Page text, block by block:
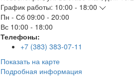
График работы: 10:00 - 18:00
Пн - Сб 09:00 - 20:00
Вс 10:00 - 18:00
Телефоны:
+7 (383) 383-07-11
Показать на карте
Подробная информация